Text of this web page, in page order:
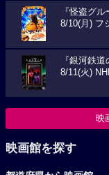
『怪盗グ
8/10(月) フ
『銀河鉄道
8/11(火)
映
映画館を探す